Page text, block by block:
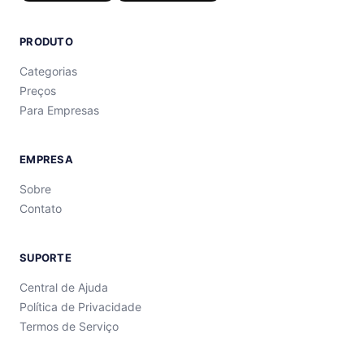
PRODUTO
Categorias
Preços
Para Empresas
EMPRESA
Sobre
Contato
SUPORTE
Central de Ajuda
Política de Privacidade
Termos de Serviço